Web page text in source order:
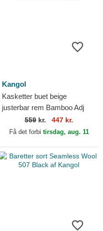
Kangol
Kasketter buet beige
justerbar rem Bamboo Adj
Spacecap af Kangol
559 kr. 447 kr.
Få det forbi tirsdag, aug. 11